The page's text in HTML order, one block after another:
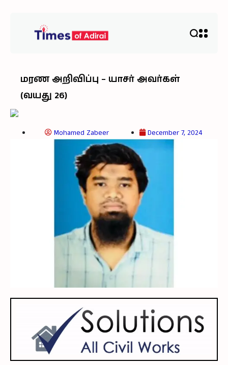
மரண அறிவிப்பு – யாசர் அவர்கள்
(வயது 26)
Mohamed Zabeer December 7, 2024